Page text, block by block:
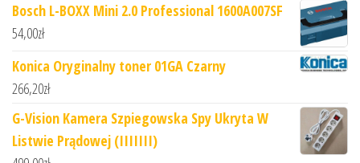
Bosch L-BOXX Mini 2.0 Professional 1600A007SF
54,00zł
Konica Oryginalny toner 01GA Czarny
266,20zł
G-Vision Kamera Szpiegowska Spy Ukryta W
Listwie Prądowej (IIIIIII)